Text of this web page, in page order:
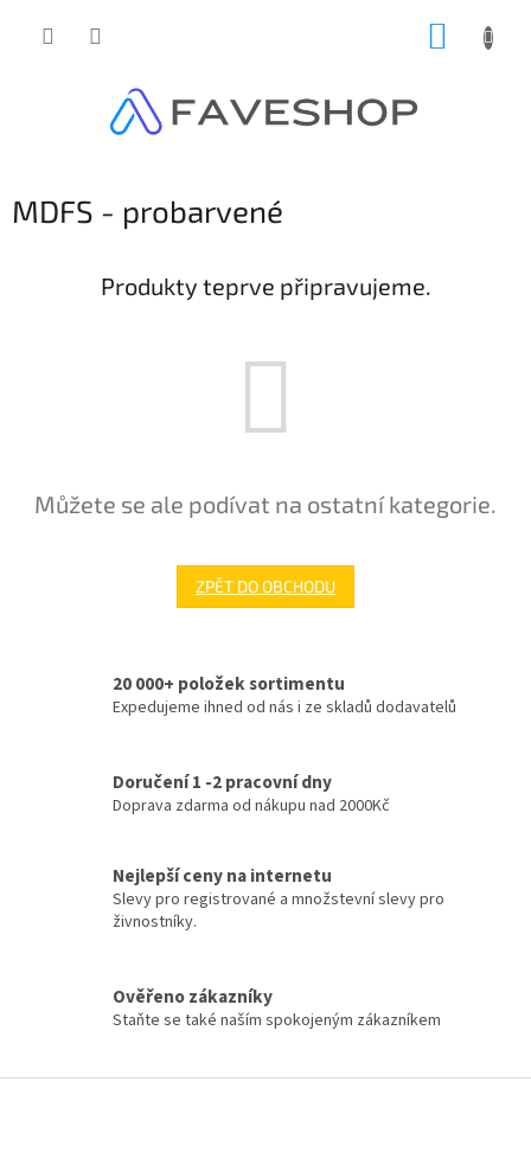
MDFS - probarvené
Produkty teprve připravujeme.
Můžete se ale podívat na ostatní kategorie.
ZPĚT DO OBCHODU
20 000+ položek sortimentu
Expedujeme ihned od nás i ze skladů dodavatelů
Doručení 1 -2 pracovní dny
Doprava zdarma od nákupu nad 2000Kč
Nejlepší ceny na internetu
Slevy pro registrované a množstevní slevy pro
živnostníky.
Ověřeno zákazníky
Staňte se také naším spokojeným zákazníkem